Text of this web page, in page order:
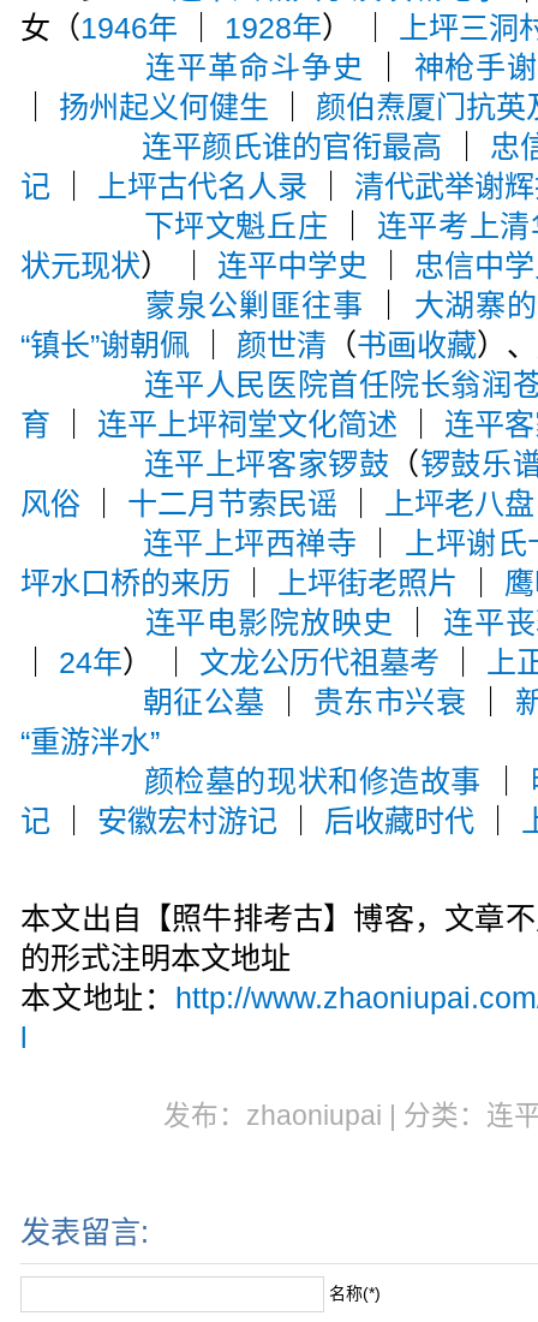
女（1946年 1928年） ｜
上坪三洞
连平革命斗争史
神枪手
扬州起义何健生
颜伯焘厦门抗英
连平颜氏谁的官衔最高
忠
记
上坪古代名人录
清代武举谢
下坪文魁丘庄
连平考上
状元现状） ｜ 连平中学史
忠信中
蒙泉公剿匪往事
大湖寨
“镇长”谢朝佩
颜世清 （书画收藏）、
连平人民医院首任院长翁润
育
连平上坪祠堂文化简述
连平
连平上坪客家锣鼓 （锣鼓乐
风俗
十二月节索民谣 上坪老八盘
连平上坪西禅寺
上坪谢
坪水口桥的来历
上坪街老照片
连平电影院放映史
连平
24年） ｜ 文龙公历代祖墓考
上
朝征公墓
贵东市兴衰
“重游泮水”
颜检墓的现状和修造故事
记
安徽宏村游记 后收藏时代
本文出自【照牛排考古】博客，文章
的形式注明本文地址
本文地址： http://
l
发布：zhaoniupai | 分类：连
发表留言:
名称(*)